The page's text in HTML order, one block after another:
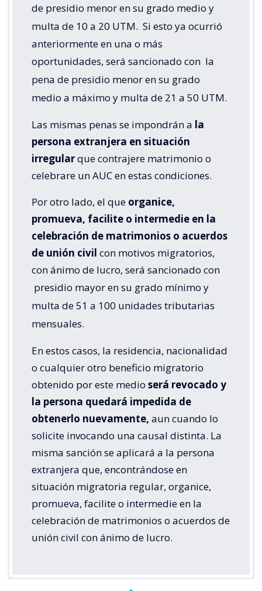
de presidio menor en su grado medio y
multa de 10 a 20 UTM. Si esto ya ocurrió
anteriormente en una o más
oportunidades, será sancionado con la
pena de presidio menor en su grado
medio a máximo y multa de 21 a 50 UTM.
Las mismas penas se impondrán a la
persona extranjera en situación
irregularque contrajere matrimonio o
celebrare un AUC en estas condiciones.
Por otro lado, el que organice,
promueva, facilite o intermedie en la
celebración de matrimonios o acuerdos
de unión civil con motivos migratorios,
con ánimo de lucro, será sancionado con
presidio mayor en su grado mínimo y
multa de 51 a 100 unidades tributarias
mensuales.
En estos casos, la residencia, nacionalidad
o cualquier otro beneficio migratorio
obtenido por este medio será revocado y
la persona quedará impedida de
obtenerlo nuevamente, aun cuando lo
solicite invocando una causal distinta. La
misma sanción se aplicará a la persona
extranjera que, encontrándose en
situación migratoria regular, organice,
promueva, facilite o intermedie en la
celebración de matrimonios o acuerdos de
unión civil con ánimo de lucro.